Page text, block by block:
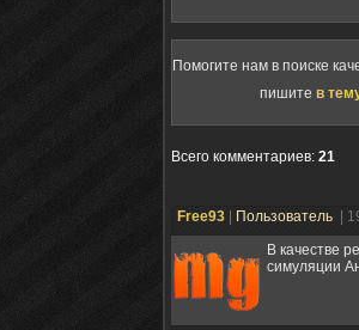
Помогите нам в поиске
пишите в
Всего комментариев: 21
Free93 Пользователь
|
В качестве
симуляции